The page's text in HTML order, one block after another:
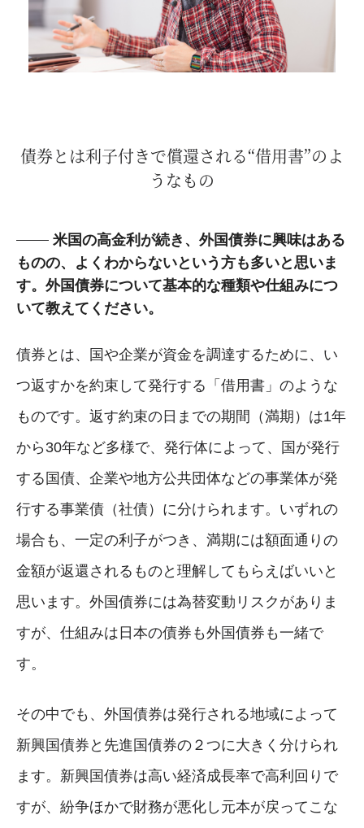
債券とは利子付きで償還される“借用書”のよ
うなもの
米国の高金利が続き、外国債券に興味はある
ものの、よくわからないという方も多いと思いま
す。外国債券について基本的な種類や仕組みにつ
いて教えてください。
債券とは、国や企業が資金を調達するために、い
つ返すかを約束して発行する「借用書」のような
ものです。返す約束の日までの期間（満期）は1年
から30年など多様で、発行体によって、国が発行
する国債、企業や地方公共団体などの事業体が発
行する事業債（社債）に分けられます。いずれの
場合も、一定の利子がつき、満期には額面通りの
金額が返還されるものと理解してもらえばいいと
思います。外国債券には為替変動リスクがありま
すが、仕組みは日本の債券も外国債券も一緒で
す。
その中でも、外国債券は発行される地域によって
新興国債券と先進国債券の２つに大きく分けられ
ます。新興国債券は高い経済成長率で高利回りで
すが、紛争ほかで財務が悪化し元本が戻ってこな